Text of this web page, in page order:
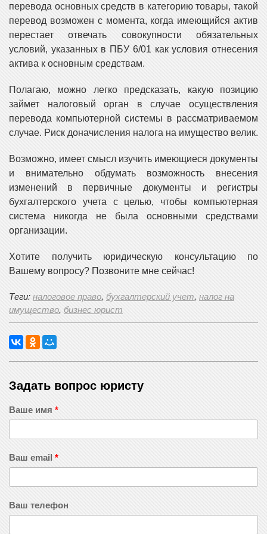
перевода основных средств в категорию товары, такой
перевод возможен с момента, когда имеющийся актив
перестает отвечать совокупности обязательных
условий, указанных в ПБУ 6/01 как условия отнесения
актива к основным средствам.
Полагаю, можно легко предсказать, какую позицию
займет налоговый орган в случае осуществления
перевода компьютерной системы в рассматриваемом
случае. Риск доначисления налога на имущество велик.
Возможно, имеет смысл изучить имеющиеся документы
и внимательно обдумать возможность внесения
изменений в первичные документы и регистры
бухгалтерского учета с целью, чтобы компьютерная
система никогда не была основными средствами
организации.
Хотите получить юридическую консультацию по
Вашему вопросу? Позвоните мне сейчас!
Теги: налоговое право, бухгалтерский учет, налог на
имущество, бизнес юрист
Задать вопрос юристу
Ваше имя *
Ваш email *
Ваш телефон